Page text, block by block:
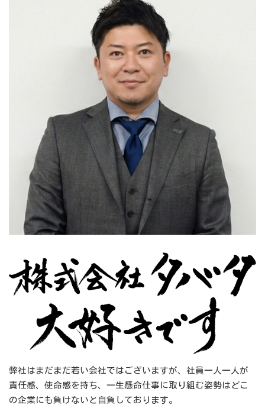
弊社はまだまだ若い会社ではございますが、社員一人一人が
責任感、使命感を持ち、一生懸命仕事に取り組む姿勢はどこ
の企業にも負けないと自負しております。